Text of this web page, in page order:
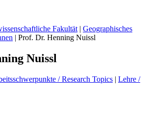
Fakultät | Geographisches
| Prof. Dr. Henning Nuissl
Nuissl
/ Research Topics | Lehre /